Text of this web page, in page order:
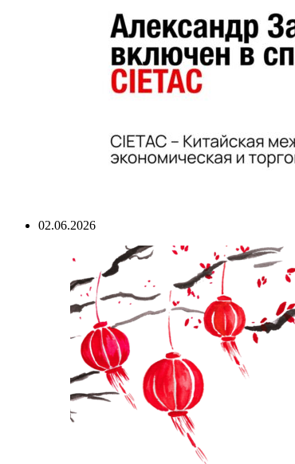
02.06.2026